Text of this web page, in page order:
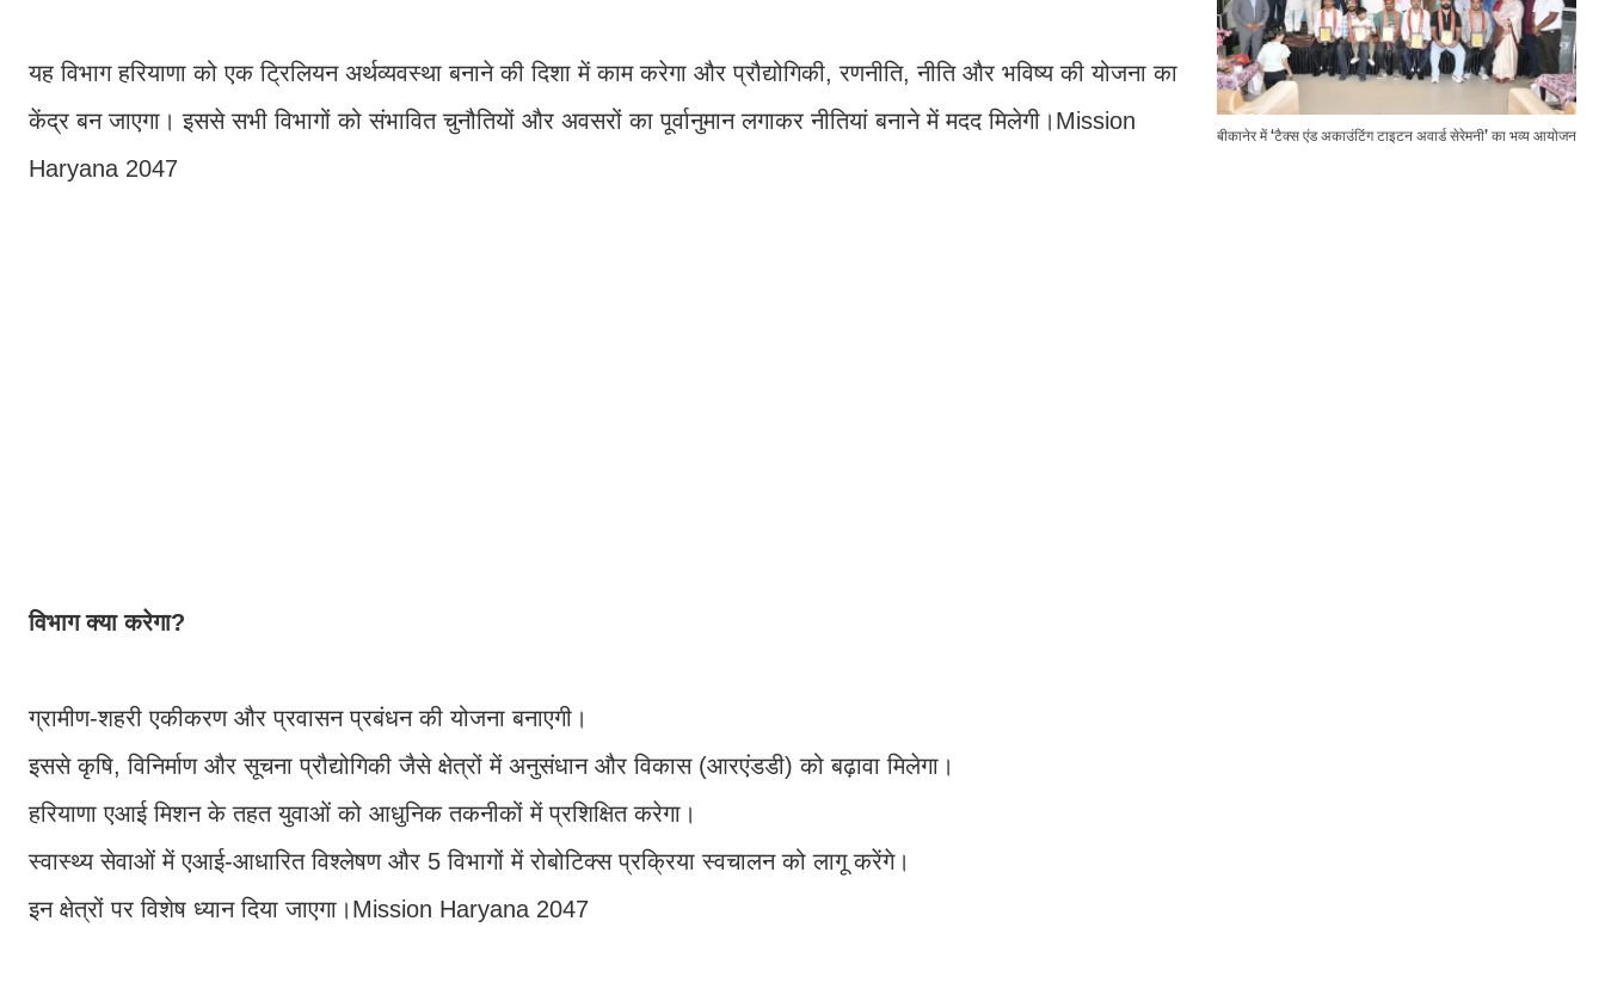
यह विभाग हरियाणा को एक ट्रिलियन अर्थव्यवस्था बनाने की दिशा में काम करेगा और प्रौद्योगिकी, रणनीति, नीति और भविष्य की योजना का
केंद्र बन जाएगा। इससे सभी विभागों को संभावित चुनौतियों और अवसरों का पूर्वानुमान लगाकर नीतियां बनाने में मदद मिलेगी।Mission
Haryana 2047
विभाग क्या करेगा?
ग्रामीण-शहरी एकीकरण और प्रवासन प्रबंधन की योजना बनाएगी।
इससे कृषि, विनिर्माण और सूचना प्रौद्योगिकी जैसे क्षेत्रों में अनुसंधान और विकास (आरएंडडी) को बढ़ावा मिलेगा।
हरियाणा एआई मिशन के तहत युवाओं को आधुनिक तकनीकों में प्रशिक्षित करेगा।
स्वास्थ्य सेवाओं में एआई-आधारित विश्लेषण और 5 विभागों में रोबोटिक्स प्रक्रिया स्वचालन को लागू करेंगे।
इन क्षेत्रों पर विशेष ध्यान दिया जाएगा।Mission Haryana 2047
बीकानेर में ‘टैक्स एंड अकाउंटिंग टाइटन अवार्ड सेरेमनी’ का भव्य आयोजन